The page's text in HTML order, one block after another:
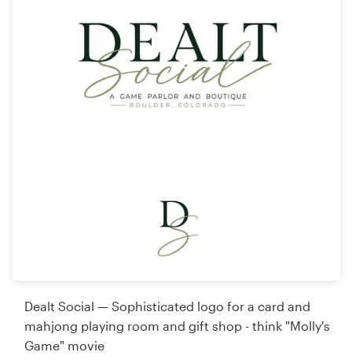
Dealt Social — Sophisticated logo for a card and
mahjong playing room and gift shop - think "Molly's
Game" movie